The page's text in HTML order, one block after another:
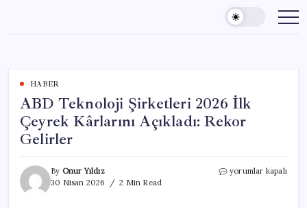
content
HABER
ABD Teknoloji Şirketleri 2026 İlk
Çeyrek Kârlarını Açıkladı: Rekor
Gelirler
By Onur Yıldız
30 Nisan 2026
2 Min Read
ABD
yorumlar kapalı